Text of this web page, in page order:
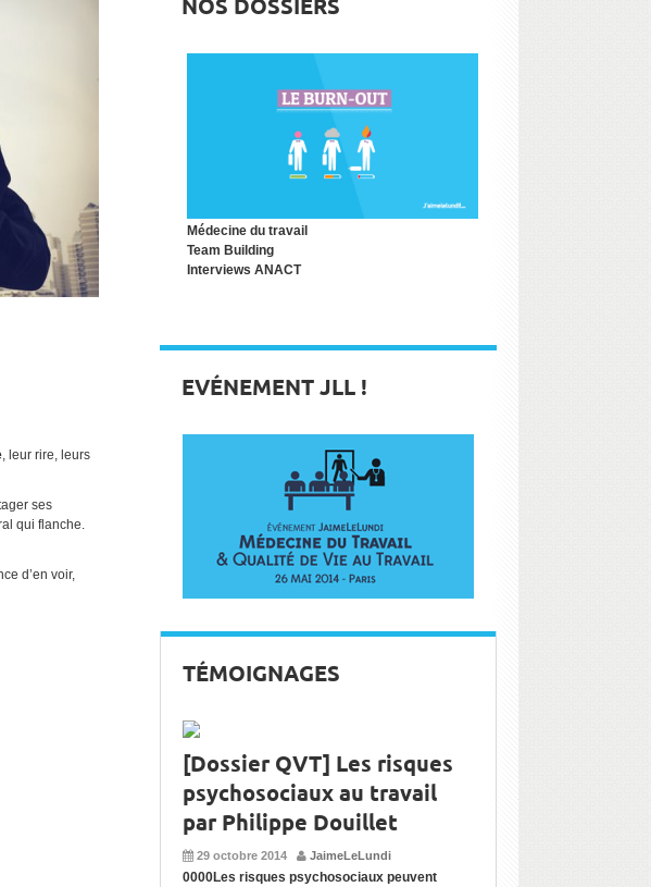
, leur rire, leurs
ses
qui flanche.
d’en voir,
Médecine du travail
Team Building
Interviews ANACT
EVÉNEMENT JLL !
TÉMOIGNAGES
[Dossier QVT] Les risques
psychosociaux au travail
par Philippe Douillet
29 octobre 2014 JaimeLeLundi
0000Les risques psychosociaux peuvent